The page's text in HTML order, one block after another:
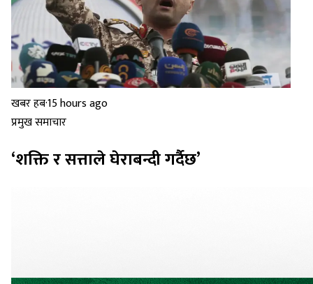
खबर हब·15 hours ago
प्रमुख समाचार
‘शक्ति र सत्ताले घेराबन्दी गर्दैछ’